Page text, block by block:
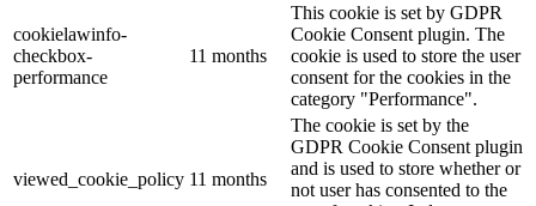
cookielawinfo-
checkbox-
performance
11 months
This cookie is set by GDPR
Cookie Consent plugin. The
cookie is used to store the user
consent for the cookies in the
category "Performance".
viewed_cookie_policy 11 months
The cookie is set by the
GDPR Cookie Consent plugin
and is used to store whether or
not user has consented to the